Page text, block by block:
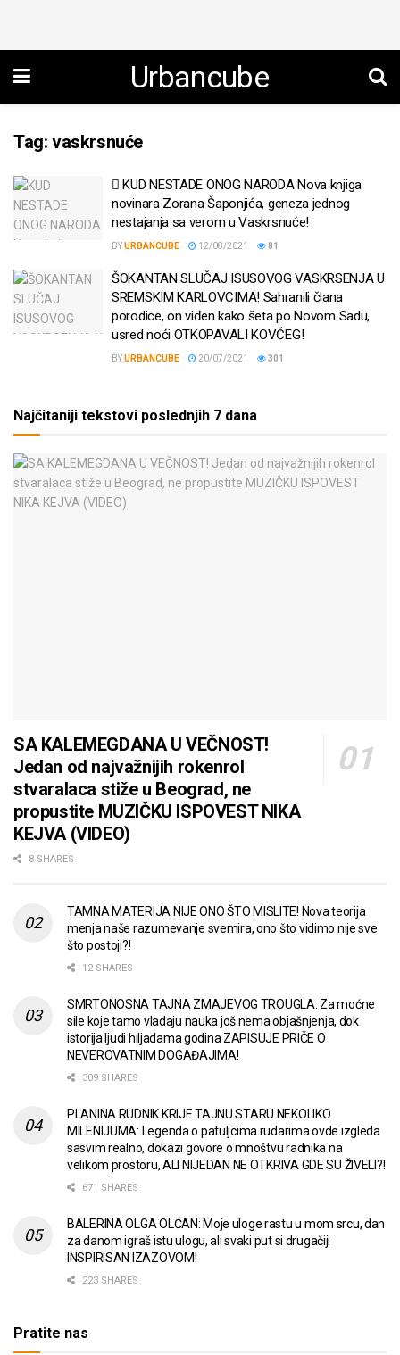
Urbancube
Tag: vaskrsnuće
KUD NESTADE ONOG NARODA Nova knjiga
novinara Zorana Šaponjića, geneza jednog
nestajanja sa verom u Vaskrsnuće!
BYURBANCUBE 12/08/2021 81
ŠOKANTAN SLUČAJ ISUSOVOG VASKRSENJA U
SREMSKIM KARLOVCIMA! Sahranili člana
porodice, on viđen kako šeta po Novom Sadu,
usred noći OTKOPAVALI KOVČEG!
BYURBANCUBE 20/07/2021 301
Najčitaniji tekstovi poslednjih 7 dana
SA KALEMEGDANA U VEČNOST!
Jedan od najvažnijih rokenrol
stvaralaca stiže u Beograd, ne
propustite MUZIČKU ISPOVEST NIKA
KEJVA (VIDEO)
8 SHARES
TAMNA MATERIJA NIJE ONO ŠTO MISLITE! Nova teorija
menja naše razumevanje svemira, ono što vidimo nije sve
što postoji?!
12 SHARES
SMRTONOSNA TAJNA ZMAJEVOG TROUGLA: Za moćne
sile koje tamo vladaju nauka još nema objašnjenja, dok
istorija ljudi hiljadama godina ZAPISUJE PRIČE O
NEVEROVATNIM DOGAĐAJIMA!
309 SHARES
PLANINA RUDNIK KRIJE TAJNU STARU NEKOLIKO
MILENIJUMA: Legenda o patuljcima rudarima ovde izgleda
sasvim realno, dokazi govore o mnoštvu radnika na
velikom prostoru, ALI NIJEDAN NE OTKRIVA GDE SU ŽIVELI?!
671 SHARES
BALERINA OLGA OLĆAN: Moje uloge rastu u mom srcu, dan
za danom igraš istu ulogu, ali svaki put si drugačiji
INSPIRISAN IZAZOVOM!
223 SHARES
Pratite nas